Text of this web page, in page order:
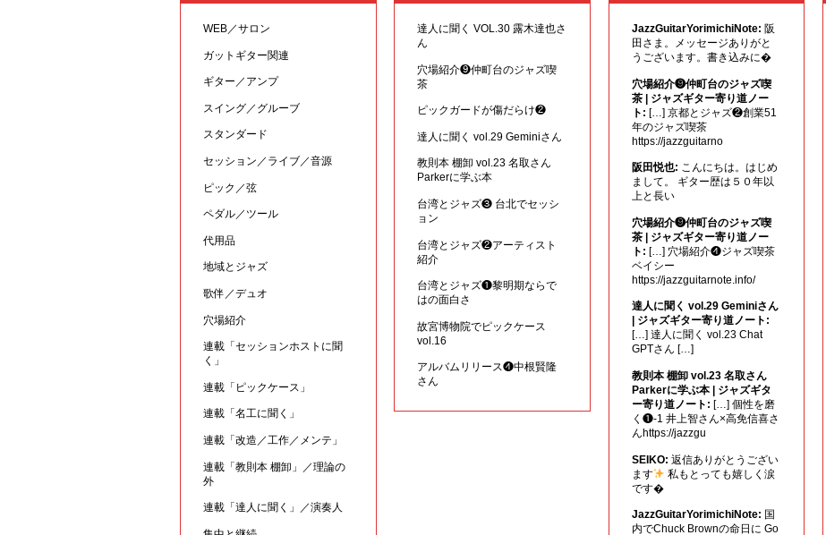
WEB／サロン
ガットギター関連
ギター／アンプ
スイング／グルーブ
スタンダード
セッション／ライブ／音源
ピック／弦
ペダル／ツール
代用品
地域とジャズ
歌伴／デュオ
穴場紹介
連載「セッションホストに聞
く」
連載「ピックケース」
連載「名工に聞く」
連載「改造／工作／メンテ」
連載「教則本 棚卸」／理論の
外
連載「達人に聞く」／演奏人
達人に聞く VOL.30 露木達也さ
ん
穴場紹介❾仲町台のジャズ喫
茶
ピックガードが傷だらけ❷
達人に聞く vol.29 Geminiさん
教則本 棚卸 vol.23 名取さん
Parkerに学ぶ本
台湾とジャズ❸ 台北でセッシ
ョン
台湾とジャズ❷アーティスト
紹介
台湾とジャズ❶黎明期ならで
はの面白さ
故宮博物院でピックケース
vol.16
アルバムリリース❹中根賢隆
さん
JazzGuitarYorimichiNote: 阪
田さま。メッセージありがと
うございます。書き込みに�
穴場紹介❾仲町台のジャズ喫
茶 | ジャズギター寄り道ノー
ト: […] 京都とジャズ❷創業51
年のジャズ喫茶
https://jazzguitarno
阪田悦也: こんにちは。はじめ
まして。 ギター歴は５０年以
上と長い
穴場紹介❾仲町台のジャズ喫
茶 | ジャズギター寄り道ノー
ト: […] 穴場紹介❹ジャズ喫茶
ベイシー
https://jazzguitarnote.info/
達人に聞く vol.29 Geminiさん
| ジャズギター寄り道ノート:
[…] 達人に聞く vol.23 Chat
GPTさん […]
教則本 棚卸 vol.23 名取さん
Parkerに学ぶ本 | ジャズギタ
ー寄り道ノート: […] 個性を磨
く❶-1 井上智さん×高免信喜さ
んhttps://jazzgu
SEIKO: 返信ありがとうござい
ます
私もとっても嬉しく涙
です�
JazzGuitarYorimichiNote: 国
内でChuck Brownの命日に Go